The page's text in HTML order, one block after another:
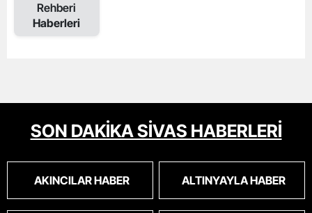
Rehberi
Haberleri
SON DAKİKA SİVAS HABERLERİ
AKINCILAR HABER ALTINYAYLA HABER